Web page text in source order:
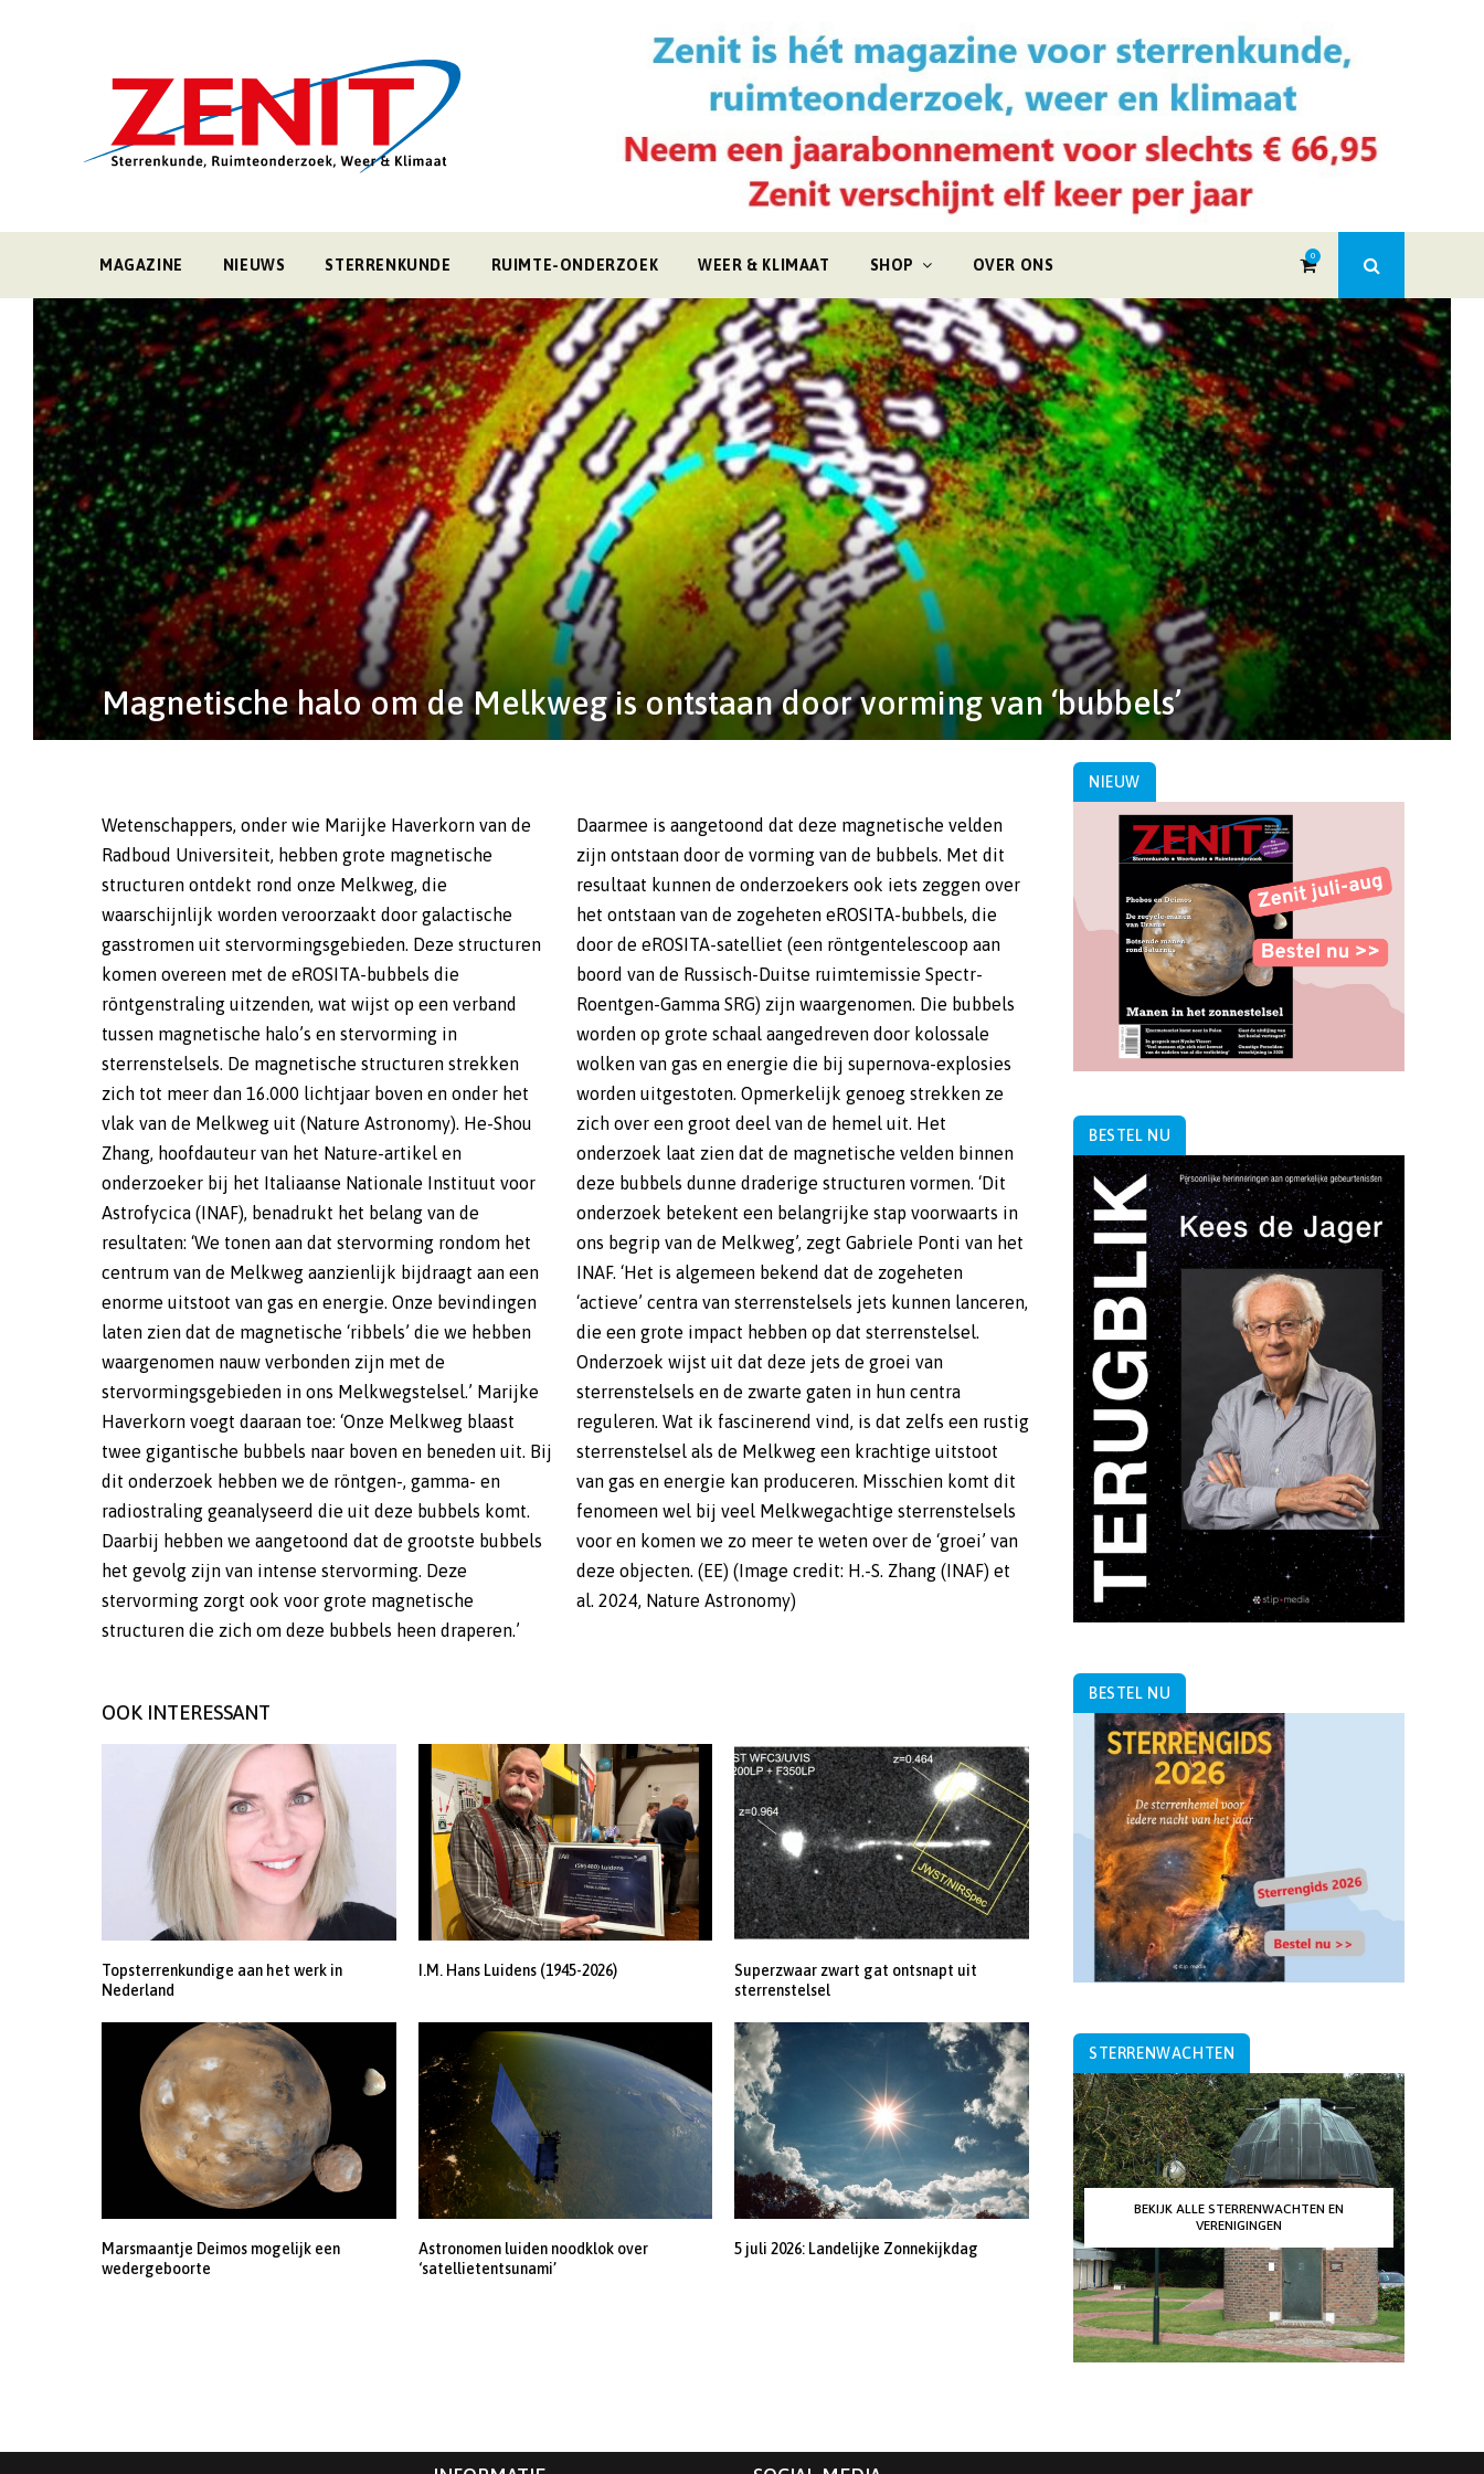
MAGAZINE NIEUWS STERRENKUNDE RUIMTE-ONDERZOEK WEER & KLIMAAT SHOP OVER ONS
0
Magnetische halo om de Melkweg is ontstaan door vorming van ‘bubbels’
Wetenschappers, onder wie Marijke Haverkorn van de
Radboud Universiteit, hebben grote magnetische
structuren ontdekt rond onze Melkweg, die
waarschijnlijk worden veroorzaakt door galactische
gasstromen uit stervormingsgebieden. Deze structuren
komen overeen met de eROSITA-bubbels die
röntgenstraling uitzenden, wat wijst op een verband
tussen magnetische halo’s en stervorming in
sterrenstelsels. De magnetische structuren strekken
zich tot meer dan 16.000 lichtjaar boven en onder het
vlak van de Melkweg uit (Nature Astronomy). He-Shou
Zhang, hoofdauteur van het Nature-artikel en
onderzoeker bij het Italiaanse Nationale Instituut voor
Astrofycica (INAF), benadrukt het belang van de
resultaten: ‘We tonen aan dat stervorming rondom het
centrum van de Melkweg aanzienlijk bijdraagt aan een
enorme uitstoot van gas en energie. Onze bevindingen
laten zien dat de magnetische ‘ribbels’ die we hebben
waargenomen nauw verbonden zijn met de
stervormingsgebieden in ons Melkwegstelsel.’ Marijke
Haverkorn voegt daaraan toe: ‘Onze Melkweg blaast
twee gigantische bubbels naar boven en beneden uit. Bij
dit onderzoek hebben we de röntgen-, gamma- en
radiostraling geanalyseerd die uit deze bubbels komt.
Daarbij hebben we aangetoond dat de grootste bubbels
het gevolg zijn van intense stervorming. Deze
stervorming zorgt ook voor grote magnetische
structuren die zich om deze bubbels heen draperen.’
Daarmee is aangetoond dat deze magnetische velden
zijn ontstaan door de vorming van de bubbels. Met dit
resultaat kunnen de onderzoekers ook iets zeggen over
het ontstaan van de zogeheten eROSITA-bubbels, die
door de eROSITA-satelliet (een röntgentelescoop aan
boord van de Russisch-Duitse ruimtemissie Spectr-
Roentgen-Gamma SRG) zijn waargenomen. Die bubbels
worden op grote schaal aangedreven door kolossale
wolken van gas en energie die bij supernova-explosies
worden uitgestoten. Opmerkelijk genoeg strekken ze
zich over een groot deel van de hemel uit. Het
onderzoek laat zien dat de magnetische velden binnen
deze bubbels dunne draderige structuren vormen. ‘Dit
onderzoek betekent een belangrijke stap voorwaarts in
ons begrip van de Melkweg’, zegt Gabriele Ponti van het
INAF. ‘Het is algemeen bekend dat de zogeheten
‘actieve’ centra van sterrenstelsels jets kunnen lanceren,
die een grote impact hebben op dat sterrenstelsel.
Onderzoek wijst uit dat deze jets de groei van
sterrenstelsels en de zwarte gaten in hun centra
reguleren. Wat ik fascinerend vind, is dat zelfs een rustig
sterrenstelsel als de Melkweg een krachtige uitstoot
van gas en energie kan produceren. Misschien komt dit
fenomeen wel bij veel Melkwegachtige sterrenstelsels
voor en komen we zo meer te weten over de ‘groei’ van
deze objecten. (EE) (Image credit: H.-S. Zhang (INAF) et
al. 2024, Nature Astronomy)
OOK INTERESSANT
Topsterrenkundige aan het werk in
Nederland
I.M. Hans Luidens (1945-2026)
Superzwaar zwart gat ontsnapt uit
sterrenstelsel
Marsmaantje Deimos mogelijk een
wedergeboorte
Astronomen luiden noodklok over
‘satellietentsunami’
5 juli 2026: Landelijke Zonnekijkdag
NIEUW
BESTEL NU
BESTEL NU
STERRENWACHTEN
BEKIJK ALLE STERRENWACHTEN EN
VERENIGINGEN